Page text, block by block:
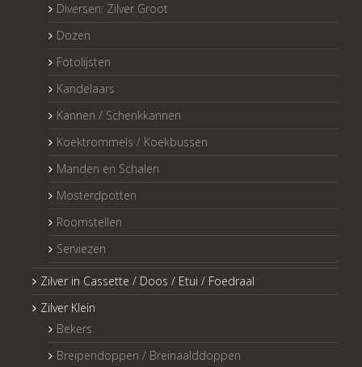
Diversen: Zilver Groot
Dozen
Fotolijsten
Kandelaars
Kannen / Schenkkannen
Koektrommels / Koekbussen
Manden en Schalen
Mosterdpotten
Roomstellen
Serviezen
Zilver in Cassette / Doos / Etui / Foedraal
Zilver Klein
Bekers
Breipendoppen / Breinaalddoppen